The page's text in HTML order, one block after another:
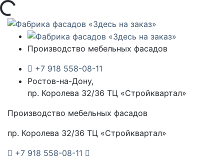
Загрузка...
Производство мебельных фасадов
+7 918 558-08-11
Ростов-на-Дону,
пр. Королева 32/36 ТЦ «Стройквартал»
Производство мебельных фасадов
пр. Королева 32/36 ТЦ «Стройквартал»
+7 918 558-08-11